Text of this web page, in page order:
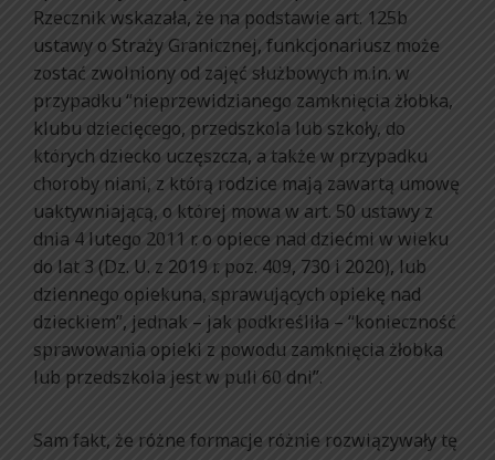
Rzecznik wskazała, że na podstawie art. 125b
ustawy o Straży Granicznej, funkcjonariusz może
zostać zwolniony od zajęć służbowych m.in. w
przypadku “nieprzewidzianego zamknięcia żłobka,
klubu dziecięcego, przedszkola lub szkoły, do
których dziecko uczęszcza, a także w przypadku
choroby niani, z którą rodzice mają zawartą umowę
uaktywniającą, o której mowa w art. 50 ustawy z
dnia 4 lutego 2011 r. o opiece nad dziećmi w wieku
do lat 3 (Dz. U. z 2019 r. poz. 409, 730 i 2020), lub
dziennego opiekuna, sprawujących opiekę nad
dzieckiem”, jednak – jak podkreśliła – “konieczność
sprawowania opieki z powodu zamknięcia żłobka
lub przedszkola jest w puli 60 dni”.
Sam fakt, że różne formacje różnie rozwiązywały tę